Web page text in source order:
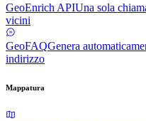
GeoEnrich APIUna sola
vicini
GeoFAQGenera
indirizzo
Mappatura